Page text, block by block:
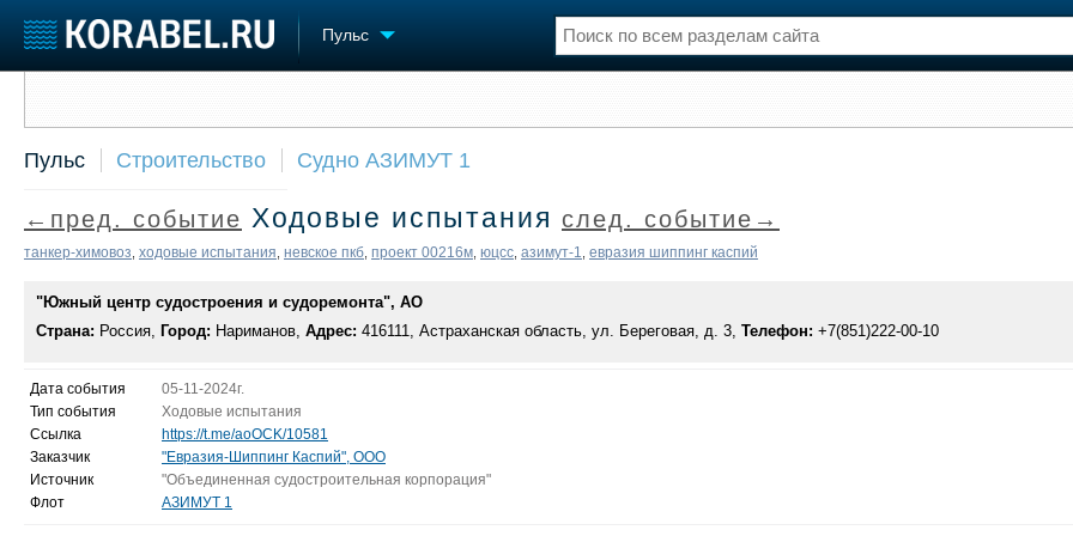
Пульс
Судостроение
Пульс
Компании
Репутация
Крюинг
Журнал
Торговая площадка
Доска объявлений
Оборудование
Изделия
Услуги
Конференции
Выставки и семинары
Словарь
Флот
Отзывы
Все службы
Пульс Строительство Судно АЗИМУТ 1
←пред. событие Ходовые испытания след. событие→
танкер-химовоз ходовые испытания невское пкб проект 00216м юцсс азимут-1 евразия шиппинг каспий
"Южный центр судостроения и судоремонта", АО
Страна: Россия, Город: Нариманов, Адрес: 416111, Астраханская область, ул. Береговая, д. 3, Телефон: +7(851)222-00-10
Дата события
05-11-2024г.
Тип события
Ходовые испытания
Ссылка
https://t.me/aoOCK/10581
Заказчик
"Евразия-Шиппинг Каспий", ООО
Источник
"Объединенная судостроительная корпорация"
Флот
АЗИМУТ 1